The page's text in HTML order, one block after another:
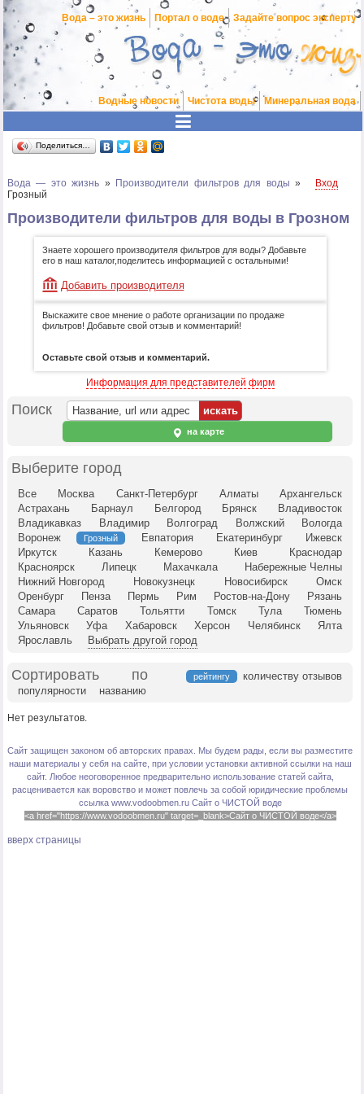
Вода – это жизнь Портал о воде Задайте вопрос эксперту
Водные новости Чистота воды Минеральная вода
Поделиться…
Вода — это жизнь » Производители фильтров для воды »
Грозный
Вход
Производители фильтров для воды в Грозном
Знаете хорошего производителя фильтров для воды? Добавьте
его в наш каталог,поделитесь информацией с остальными!
Добавить производителя
Выскажите свое мнение о работе организации по продаже
фильтров! Добавьте свой отзыв и комментарий!
Оставьте свой отзыв и комментарий.
Информация для представителей фирм
Поиск
на карте
Выберите город
Все Москва Санкт-Петербург Алматы
Архангельск
Астрахань
Барнаул Белгород Брянск
Владивосток
Владикавказ
Владимир Волгоград Волжский
Вологда
Воронеж
Грозный Евпатория Екатеринбург
Ижевск
Иркутск
Казань Кемерово Киев
Краснодар
Красноярск
Липецк Махачкала
Набережные Челны
Нижний Новгород
Новокузнецк Новосибирск
Омск
Оренбург
Пенза Пермь Рим Ростов-на-Дону
Рязань
Самара
Саратов Тольятти Томск Тула
Тюмень
Ульяновск
Уфа Хабаровск Херсон Челябинск
Ялта
Ярославль
Выбрать другой город
Сортировать по рейтингу
количеству отзывов
популярности
названию
Нет результатов.
Сайт защищен законом об авторских правах. Мы будем рады, если вы разместите
наши материалы у себя на сайте, при условии установки активной ссылки на наш
сайт. Любое неоговоренное предварительно использование статей сайта,
расценивается как воровство и может повлечь за собой юридические проблемы
ссылка www.vodoobmen.ru Сайт о ЧИСТОЙ воде
<a href="https://www.vodoobmen.ru" target=_blank>Сайт о ЧИСТОЙ воде</a>
вверх страницы